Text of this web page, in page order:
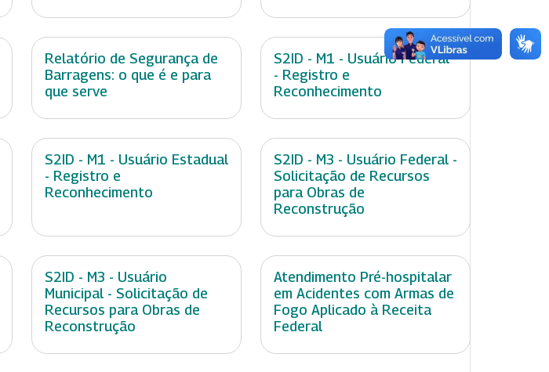
Relatório de Segurança de
Barragens: o que é e para
que serve
S2ID - M1 - Usuário Federal
- Registro e
Reconhecimento
S2ID - M1 - Usuário Estadual
- Registro e
Reconhecimento
S2ID - M3 - Usuário Federal -
Solicitação de Recursos
para Obras de
Reconstrução
S2ID - M3 - Usuário
Municipal - Solicitação de
Recursos para Obras de
Reconstrução
Atendimento Pré-hospitalar
em Acidentes com Armas de
Fogo Aplicado à Receita
Federal